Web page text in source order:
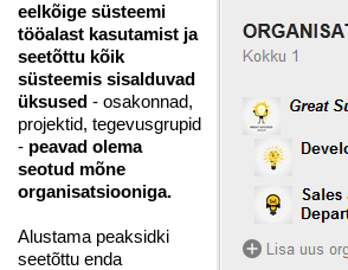
eelkõige süsteemi
tööalast kasutamist ja
seetõttu kõik
süsteemis sisalduvad
üksused - osakonnad,
projektid, tegevusgrupid
- peavad olema
seotud mõne
organisatsiooniga.
Alustama peaksidki
seetõttu enda